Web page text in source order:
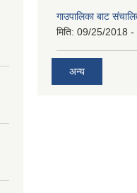
गाउपालिका बाट
मिति: 09/25/2018 -
अन्य